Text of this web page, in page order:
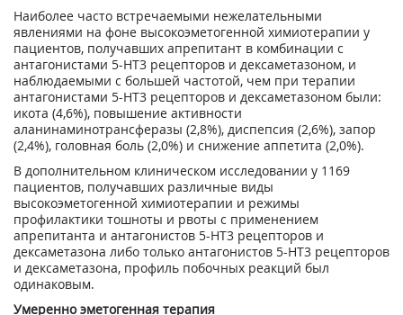
Наиболее часто встречаемыми нежелательными
явлениями на фоне высокоэметогенной химиотерапии у
пациентов, получавших апрепитант в комбинации с
антагонистами 5-НТ3 рецепторов и дексаметазоном, и
наблюдаемыми с большей частотой, чем при терапии
антагонистами 5-НТ3 рецепторов и дексаметазоном были:
икота (4,6%), повышение активности
аланинаминотрансферазы (2,8%), диспепсия (2,6%), запор
(2,4%), головная боль (2,0%) и снижение аппетита (2,0%).
В дополнительном клиническом исследовании у 1169
пациентов, получавших различные виды
высокоэметогенной химиотерапии и режимы
профилактики тошноты и рвоты с применением
апрепитанта и антагонистов 5-НТ3 рецепторов и
дексаметазона либо только антагонистов 5-НТ3 рецепторов
и дексаметазона, профиль побочных реакций был
одинаковым.
Умеренно эметогенная терапия